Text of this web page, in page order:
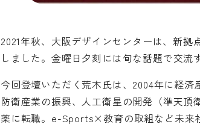
2021年秋、大阪デザインセンターは、新
しました。金曜日夕刻には旬な話題で交流
今回登壇いただく荒木氏は、2004年に経
防衛産業の振興、人工衛星の開発（準天頂
薬に転職。e-Sports×教育の取組など未来